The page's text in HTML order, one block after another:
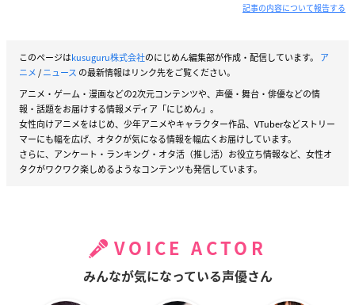
記事の内容について報告する
このページはkusuguru株式会社のにじめん編集部が作成・配信しています。 ア
ニメ/ニュース の最新情報はリンク先をご覧ください。
アニメ・ゲーム・漫画などの2次元コンテンツや、声優・舞台・俳優などの情
報・話題をお届けする情報メディア「にじめん」。
女性向けアニメをはじめ、少年アニメやキャラクター作品、VTuberなどストリー
マーにも幅を広げ、オタクが気になる情報を幅広くお届けしています。
さらに、アンケート・ランキング・オタ活（推し活）お役立ち情報など、女性オ
タクがワクワク楽しめるようなコンテンツも発信しています。
VOICE ACTOR
みんなが気になっている声優さん